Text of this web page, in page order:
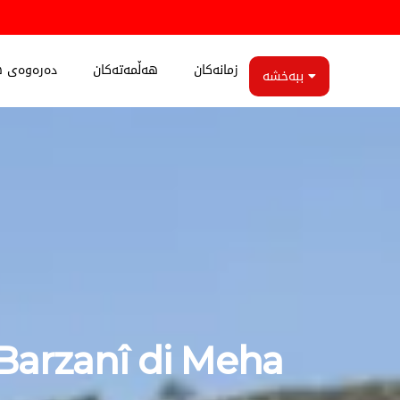
دەرەوەی هەڵمەتەکان زمانەکان ببەخشە
di Meha